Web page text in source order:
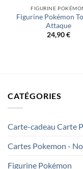
FIGURINE
Figurine Pokémon
Attaque
24,90€
CATÉGORIES
Carte-cadeau Carte
Cartes Pokemon -
Figurine Pokémon